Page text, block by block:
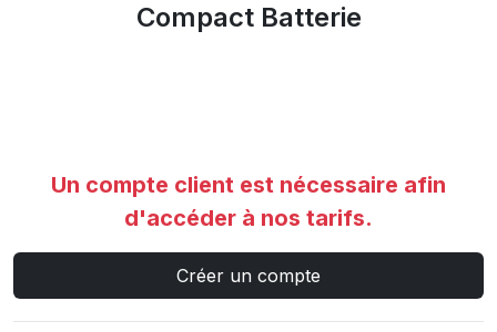
Compact Batterie
Un compte client est nécessaire afin
d'accéder à nos tarifs.
Créer un compte